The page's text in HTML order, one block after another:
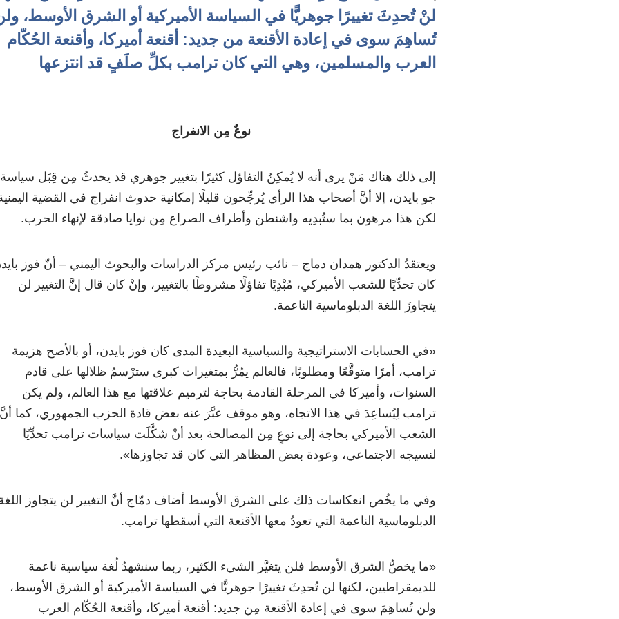
لنْ تُحدِثَ تغييرًا جوهريًّا في السياسة الأميركية أو الشرق الأوسط،
تُساهِمَ سوى في إعادة الأقنعة من جديد: أقنعة أميركا، وأقنعة الحُكّام
العرب والمسلمين، وهي التي كان ترامب بكلِّ صلَفٍ قد انتزعها
نوعٌ مِن الانفراج
إلى ذلك هناك مَنْ يرى أنه لا يُمكِنُ التفاؤل كثيرًا بتغيير جوهري قد يحدثُ مِن قِبَل سياسة
جو بايدن، إلا أنَّ أصحاب هذا الرأي يُرجِّحون قليلًا إمكانية حدوث انفراج في القضية
لكن هذا مرهون بما ستُبدِيه واشنطن وأطراف الصراع مِن نوايا صادقة لإنهاء الحرب.
ويعتقدُ الدكتور همدان دماج – نائب رئيس مركز الدراسات والبحوث اليمني – أنّ فوز
كان تحدِّيًا للشعب الأميركي، مُبْدِيًا تفاؤلًا مشروطًا بالتغيير، وإنْ كان قال إنَّ التغيير لن
يتجاوزَ اللغة الدبلوماسية الناعمة.
«في الحسابات الاستراتيجية والسياسية البعيدة المدى كان فوز بايدن، أو بالأصح هزيمة
ترامب، أمرًا متوقَّعًا ومطلوبًا، فالعالم يمُرُّ بمتغيرات كبرى سترْسمُ ظلالها على قادم
السنوات، وأميركا في المرحلة القادمة بحاجة لترميم علاقتها مع هذا العالم، ولم يكن
ترامب لِيُساعِدَ في هذا الاتجاه، وهو موقف عبَّرَ عنه بعض قادة الحزب الجمهوري، كما أنَّ
الشعب الأميركي بحاجة إلى نوعٍ مِن المصالحة بعد أنْ شكَّلَت سياسات ترامب تحدِّيًا
لنسيجه الاجتماعي، وعودة بعض المظاهر التي كان قد تجاوزها».
وفي ما يخُص انعكاسات ذلك على الشرق الأوسط أضاف دمّاج أنَّ التغيير لن يتجاوز
الدبلوماسية الناعمة التي تعودُ معها الأقنعة التي أسقطها ترامب.
«ما يخصُّ الشرق الأوسط فلن يتغيَّر الشيء الكثير، ربما سنشهدُ لُغة سياسية ناعمة
للديمقراطيين، لكنها لن تُحدِثَ تغييرًا جوهريًّا في السياسة الأميركية أو الشرق الأوسط،
ولن تُساهِمَ سوى في إعادة الأقنعة مِن جديد: أقنعة أميركا، وأقنعة الحُكّام العرب